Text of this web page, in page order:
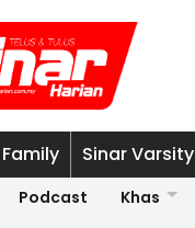
Sinar Varsity
Podcast Khas